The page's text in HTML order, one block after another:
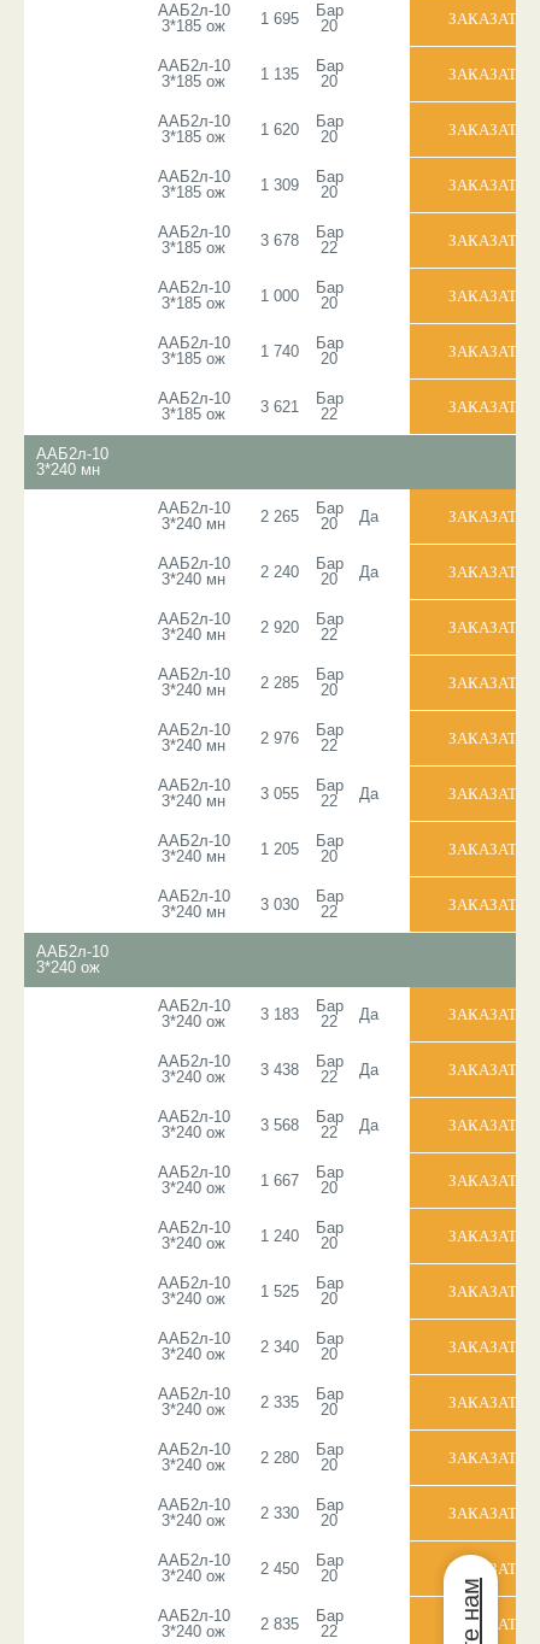
ААБ2л-10
3*185 ож
1 695
Бар
20
ААБ2л-10
3*185 ож
1 135
Бар
20
ААБ2л-10
3*185 ож
1 620
Бар
20
ААБ2л-10
3*185 ож
1 309
Бар
20
ААБ2л-10
3*185 ож
3 678
Бар
22
ААБ2л-10
3*185 ож
1 000
Бар
20
ААБ2л-10
3*185 ож
1 740
Бар
20
ААБ2л-10
3*185 ож
3 621
Бар
22
ААБ2л-10
3*240 мн
ААБ2л-10
3*240 мн
2 265
Бар
20
Да
ААБ2л-10
3*240 мн
2 240
Бар
20
Да
ААБ2л-10
3*240 мн
2 920
Бар
22
ААБ2л-10
3*240 мн
2 285
Бар
20
ААБ2л-10
3*240 мн
2 976
Бар
22
ААБ2л-10
3*240 мн
3 055
Бар
22
Да
ААБ2л-10
3*240 мн
1 205
Бар
20
ААБ2л-10
3*240 мн
3 030
Бар
22
ААБ2л-10
3*240 ож
ААБ2л-10
3*240 ож
3 183
Бар
22
Да
ААБ2л-10
3*240 ож
3 438
Бар
22
Да
ААБ2л-10
3*240 ож
3 568
Бар
22
Да
ААБ2л-10
3*240 ож
1 667
Бар
20
ААБ2л-10
3*240 ож
1 240
Бар
20
ААБ2л-10
3*240 ож
1 525
Бар
20
ААБ2л-10
3*240 ож
2 340
Бар
20
ААБ2л-10
3*240 ож
2 335
Бар
20
ААБ2л-10
3*240 ож
2 280
Бар
20
ААБ2л-10
3*240 ож
2 330
Бар
20
ААБ2л-10
3*240 ож
2 450
Бар
20
ААБ2л-10
3*240 ож
2 835
Бар
22